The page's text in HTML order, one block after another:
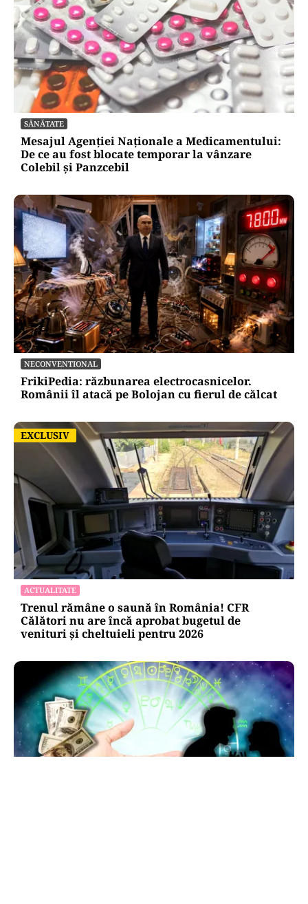
SĂNĂTATE
Mesajul Agenției Naționale a Medicamentului:
De ce au fost blocate temporar la vânzare
Colebil și Panzcebil
NECONVENTIONAL
FrikiPedia: răzbunarea electrocasnicelor.
Românii îl atacă pe Bolojan cu fierul de călcat
EXCLUSIV
EXCLUSIV
ACTUALITATE
Trenul rămâne o saună în România! CFR
Călători nu are încă aprobat bugetul de
venituri și cheltuieli pentru 2026